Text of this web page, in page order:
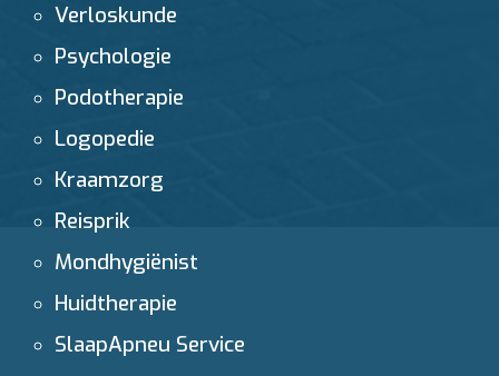
Verloskunde
Psychologie
Podotherapie
Logopedie
Kraamzorg
Reisprik
Mondhygiënist
Huidtherapie
SlaapApneu Service